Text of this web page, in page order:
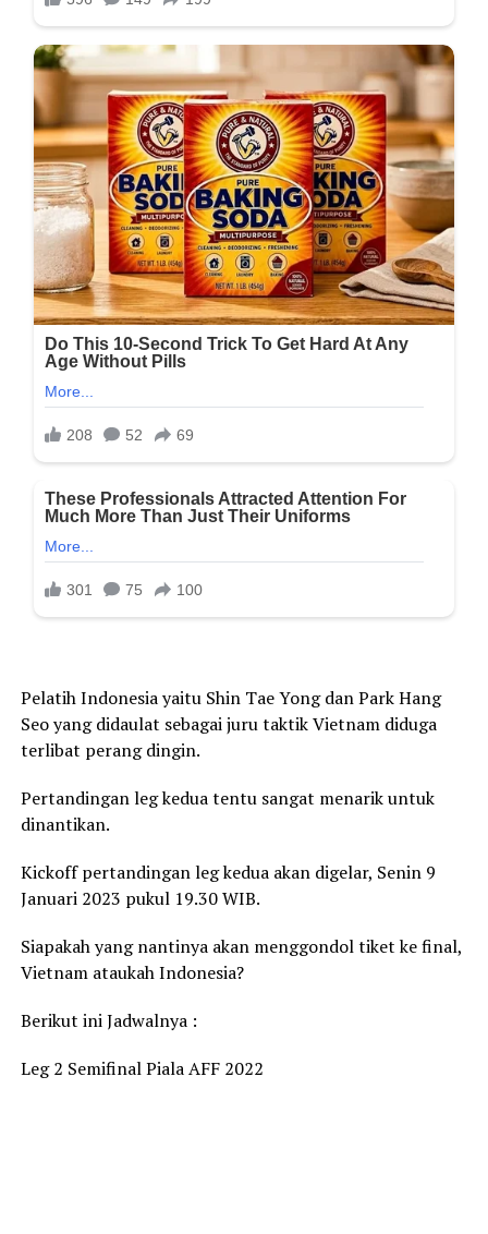
Pelatih Indonesia yaitu Shin Tae Yong dan Park Hang
Seo yang didaulat sebagai juru taktik Vietnam diduga
terlibat perang dingin.
Pertandingan leg kedua tentu sangat menarik untuk
dinantikan.
Kickoff pertandingan leg kedua akan digelar, Senin 9
Januari 2023 pukul 19.30 WIB.
Siapakah yang nantinya akan menggondol tiket ke final,
Vietnam ataukah Indonesia?
Berikut ini Jadwalnya :
Leg 2 Semifinal Piala AFF 2022